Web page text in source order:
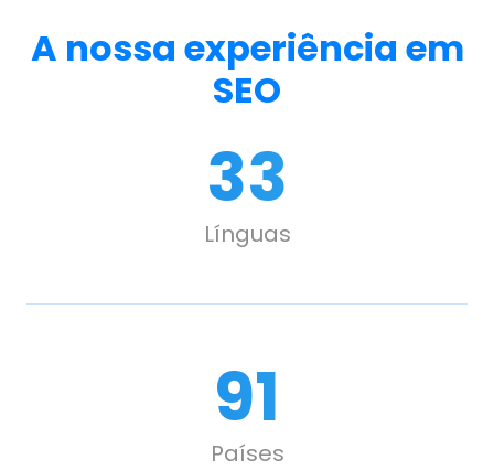
A nossa experiência em
SEO
33
Línguas
107
Países